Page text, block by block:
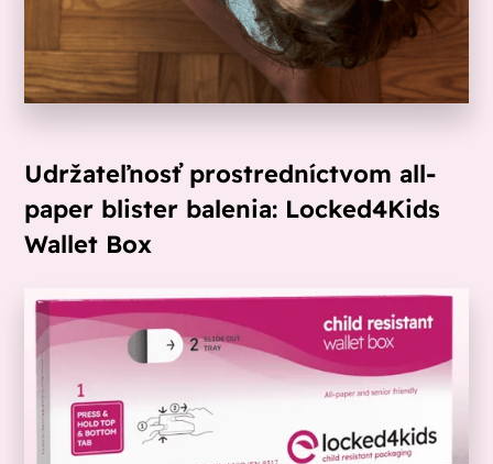
Udržateľnosť prostredníctvom all-
paper blister balenia: Locked4Kids
Wallet Box